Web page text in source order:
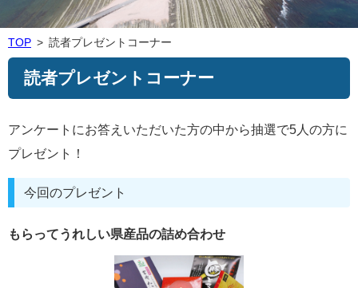
TOP 読者プレゼントコーナー
読者プレゼントコーナー
アンケートにお答えいただいた方の中から抽選で5人の方に
プレゼント！
今回のプレゼント
もらってうれしい県産品の詰め合わせ